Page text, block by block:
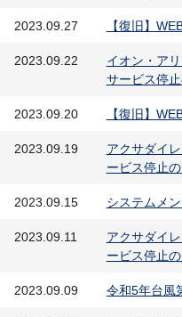
2023.09.27 【復旧】
2023.09.22
イオン・ア
サービス停
2023.09.20 【復旧】
2023.09.19
アクサダイ
ービス停止
2023.09.15 システムメ
2023.09.11
アクサダイ
ービス停止
2023.09.09 令和5年台風